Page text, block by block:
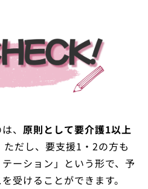
、 原則として要介護1以上
ただし、要支援1・2の方も
ーション」という形で、予
受けることができます。